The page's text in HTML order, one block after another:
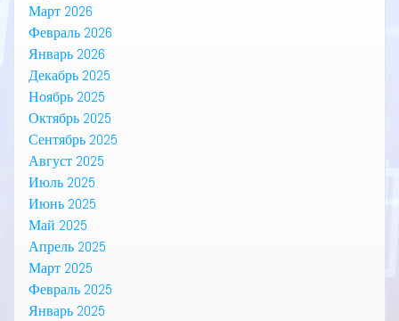
Март 2026
Февраль 2026
Январь 2026
Декабрь 2025
Ноябрь 2025
Октябрь 2025
Сентябрь 2025
Август 2025
Июль 2025
Июнь 2025
Май 2025
Апрель 2025
Март 2025
Февраль 2025
Январь 2025